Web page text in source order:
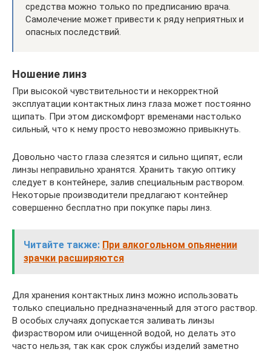
средства можно только по предписанию врача.
Самолечение может привести к ряду неприятных и
опасных последствий.
Ношение линз
При высокой чувствительности и некорректной
эксплуатации контактных линз глаза может постоянно
щипать. При этом дискомфорт временами настолько
сильный, что к нему просто невозможно привыкнуть.
Довольно часто глаза слезятся и сильно щипят, если
линзы неправильно хранятся. Хранить такую оптику
следует в контейнере, залив специальным раствором.
Некоторые производители предлагают контейнер
совершенно бесплатно при покупке пары линз.
Читайте также: При алкогольном опьянении
зрачки расширяются
Для хранения контактных линз можно использовать
только специально предназначенный для этого раствор.
В особых случаях допускается заливать линзы
физраствором или очищенной водой, но делать это
часто нельзя, так как срок службы изделий заметно